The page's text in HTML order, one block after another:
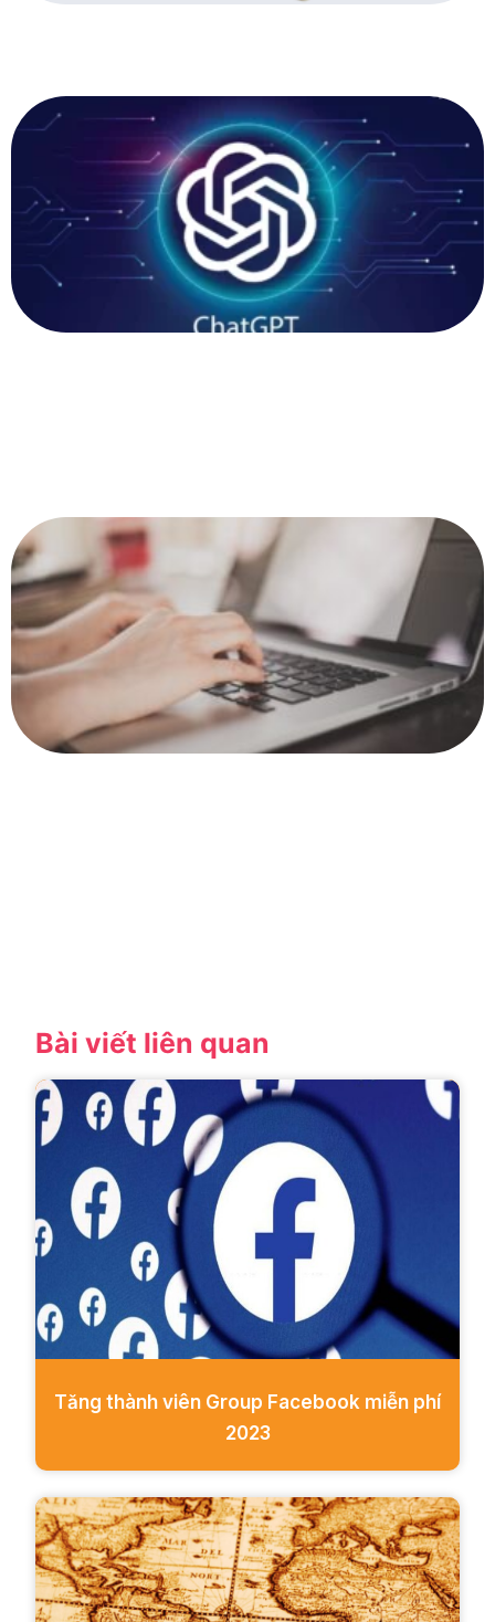
Bài viết liên quan
Tăng thành viên Group Facebook miễn phí
2023